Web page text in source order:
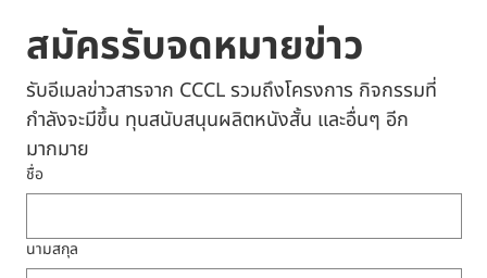
สมัครรับจดหมายข่าว
รับอีเมลข่าวสารจาก CCCL รวมถึงโครงการ กิจกรรมที่
กำลังจะมีขึ้น ทุนสนับสนุนผลิตหนังสั้น และอื่นๆ อีก
มากมาย
ชื่อ
นามสกุล